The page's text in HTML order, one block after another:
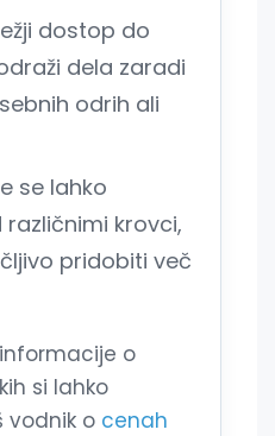
dostop do
dela zaradi
odrih ali
se lahko
krovci,
pridobiti več
o
si lahko
o cenah